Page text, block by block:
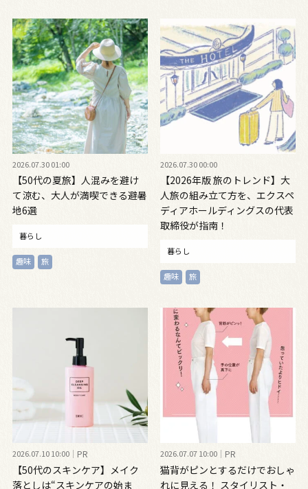
2026.07.30 01:00
【50代の夏旅】人混みを避け
て涼む、大人が満喫できる避暑
地6選
暮らし
趣味 旅
2026.07.30 00:00
【2026年版 旅のトレンド】大
人旅の組み立て方を、エクスペ
ディアホールディングスの代表
取締役が指南！
暮らし
趣味 旅
2026.07.10 10:00 PR
【50代のスキンケア】メイク
落としは“スキンケアの始ま
2026.07.07 10:00 PR
猫背がピンとするだけでおしゃ
れに見える！ スタイリスト・